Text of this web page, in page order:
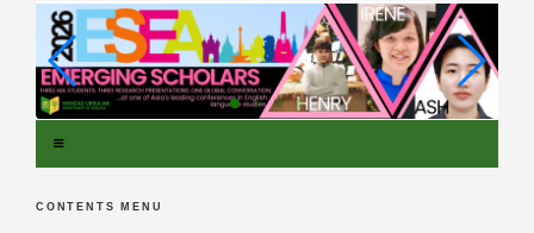
CONTENTS MENU